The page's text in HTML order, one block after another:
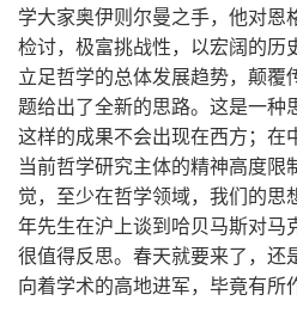
学大家奥伊则尔曼之手，他对恩
检讨，极富挑战性，以宏阔的历
立足哲学的总体发展趋势，颠覆
题给出了全新的思路。这是一种
这样的成果不会出现在西方；在
当前哲学研究主体的精神高度
觉，至少在哲学领域，我们的思
年先生在沪上谈到哈贝马斯对马
很值得反思。春天就要来了，还
向着学术的高地进军，毕竟有所